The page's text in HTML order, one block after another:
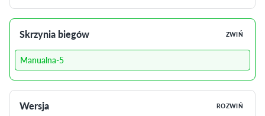
Skrzynia biegów ZWIŃ
Manualna-5
Wersja ROZWIŃ